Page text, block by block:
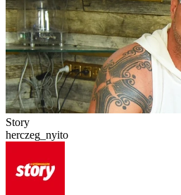
Story
herczeg_nyito